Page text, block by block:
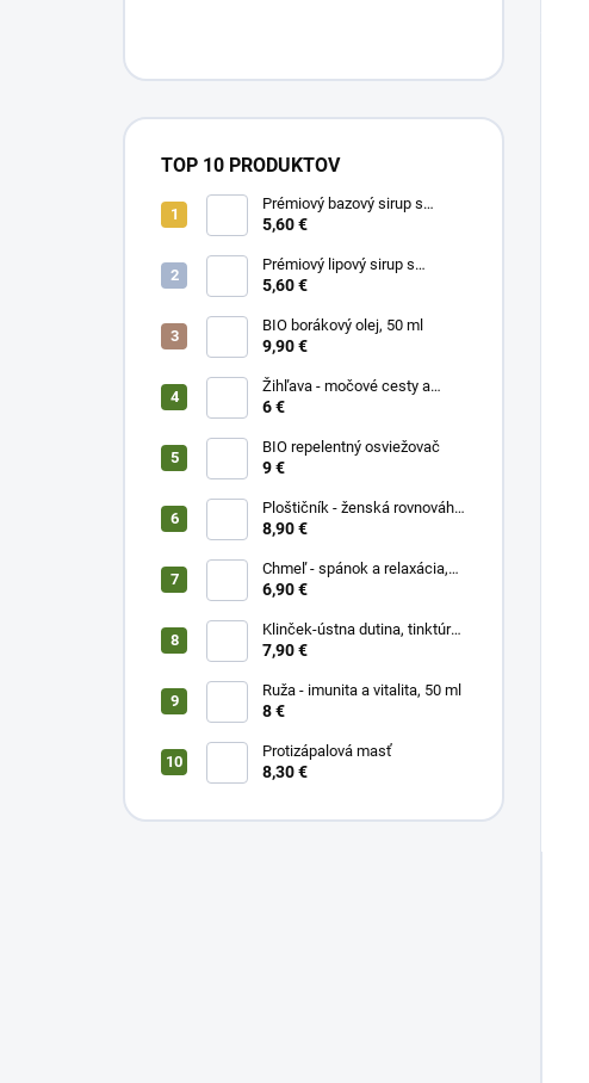
TOP 10 PRODUKTOV
Prémiový bazový sirup s
limetkou a vitam. C
5,60 €
Prémiový lipový sirup s
citrónom a vitamínom C
5,60 €
BIO borákový olej, 50 ml
9,90 €
Žihľava - močové cesty a
prostata, 50 ml
6 €
BIO repelentný osviežovač
9 €
Ploštičník - ženská rovnováha,
50 ml
8,90 €
Chmeľ - spánok a relaxácia,
50 ml
6,90 €
Klinček-ústna dutina, tinktúra
50 ml
7,90 €
Ruža - imunita a vitalita, 50 ml
8 €
Protizápalová masť
8,30 €